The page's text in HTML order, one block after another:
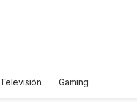
Televisión Gaming